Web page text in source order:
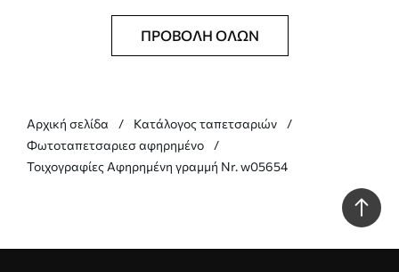
ΠΡΟΒΟΛΉ ΌΛΩΝ
Αρχική σελίδα
Κατάλογος ταπετσαριών
Φωτοταπετσαριεσ αφηρημένο
Τοιχογραφίες Αφηρημένη γραμμή Nr. w05654